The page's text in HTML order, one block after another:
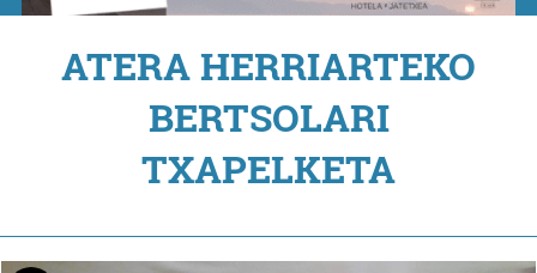
ATERA HERRIARTEKO
BERTSOLARI
TXAPELKETA